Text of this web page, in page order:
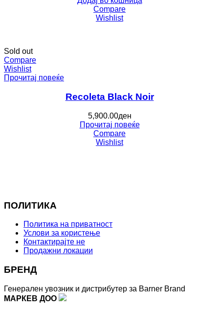
Compare
Wishlist
Sold out
Compare
Wishlist
Прочитај повеќе
Recoleta Black Noir
5,900.00ден
Прочитај повеќе
Compare
Wishlist
ПОЛИТИКА
Политика на приватност
Услови за користење
Контактирајте не
Продажни локации
БРЕНД
Генерален увозник и дистрибутер за Barner Brand
МАРКЕВ ДОО